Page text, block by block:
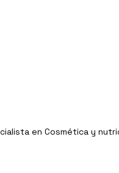
en Cosmética y